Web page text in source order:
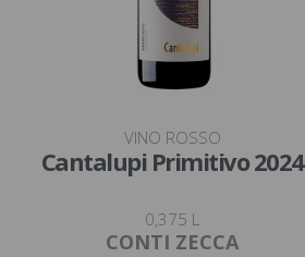
VINO ROSSO
Cantalupi Primitivo 2024
0,375 L
CONTI ZECCA